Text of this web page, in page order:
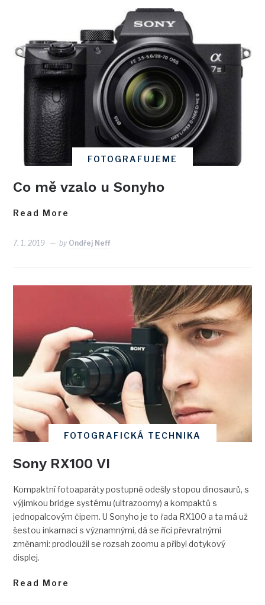
FOTOGRAFUJEME
Co mě vzalo u Sonyho
Read More
7. 1. 2019 by Ondřej Neff
FOTOGRAFICKÁ TECHNIKA
Sony RX100 VI
Kompaktní fotoaparáty postupně odešly stopou dinosaurů, s
výjimkou bridge systému (ultrazoomy) a kompaktů s
jednopalcovým čipem. U Sonyho je to řada RX100 a ta má už
šestou inkarnaci s významnými, dá se říci převratnými
změnami: prodloužil se rozsah zoomu a přibyl dotykový
displej.
Read More